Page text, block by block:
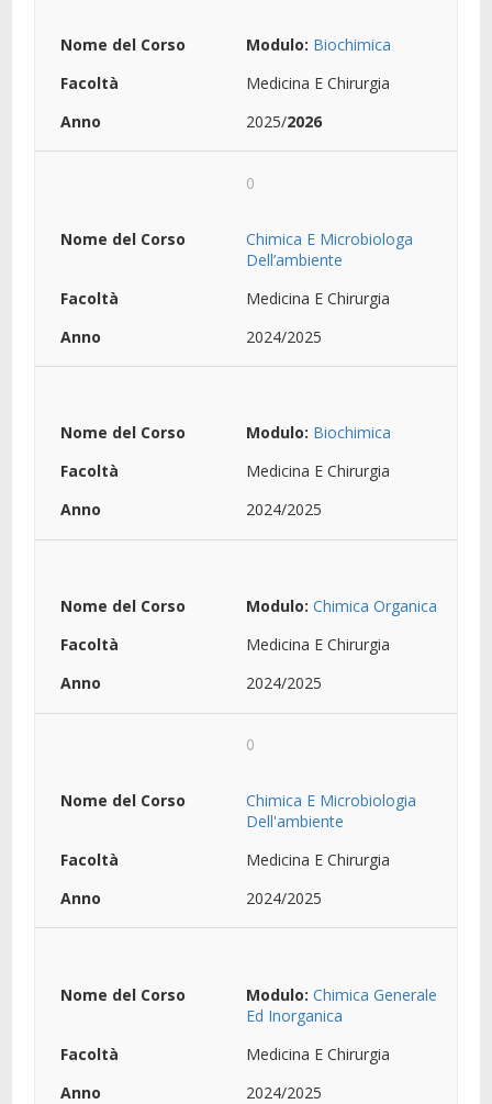
Modulo: Biochimica
Medicina E Chirurgia
2025/2026
0
Chimica E Microbiologa
Dell’ambiente
Medicina E Chirurgia
2024/2025
Modulo: Biochimica
Medicina E Chirurgia
2024/2025
Modulo: Chimica Organica
Medicina E Chirurgia
2024/2025
0
Chimica E Microbiologia
Dell'ambiente
Medicina E Chirurgia
2024/2025
Modulo: Chimica Generale
Ed Inorganica
Medicina E Chirurgia
2024/2025